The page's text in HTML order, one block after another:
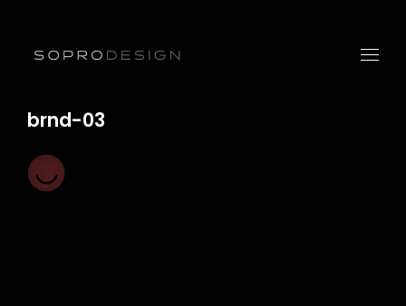
brnd-03